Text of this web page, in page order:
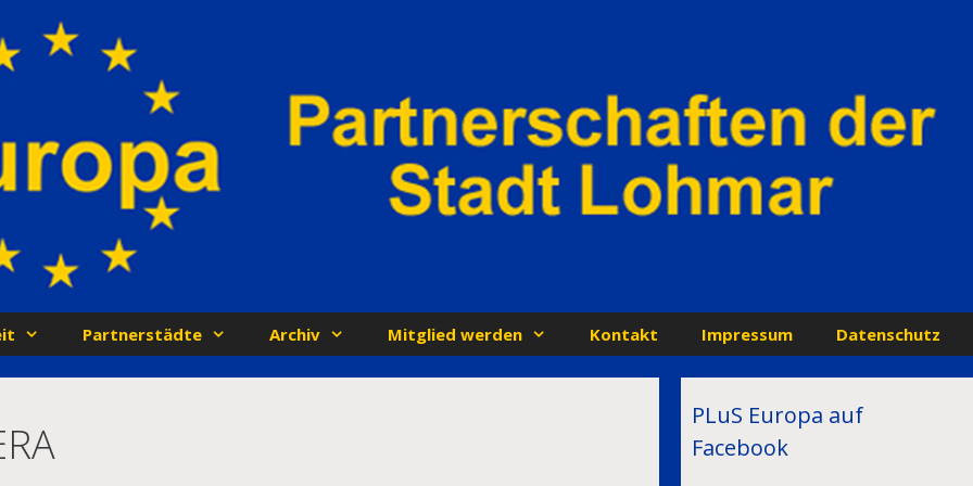
Partnerstädte Archiv Mitglied werden Kontakt Impressum Datenschutz
PLuS Europa auf
Facebook